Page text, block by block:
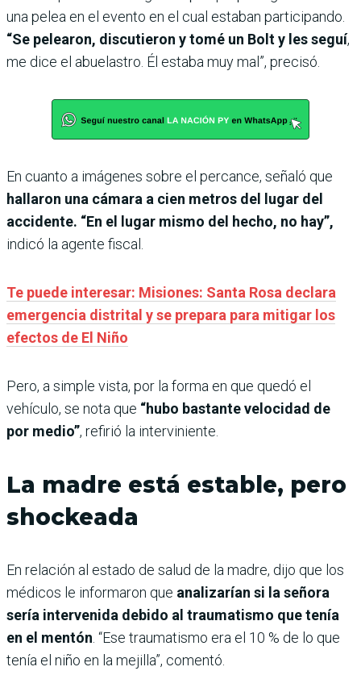
una pelea en el evento en el cual estaban participando.
“Se pelearon, discutieron y tomé un Bolt y les seguí,
me dice el abuelastro. Él estaba muy mal”, precisó.
En cuanto a imágenes sobre el percance, señaló que
hallaron una cámara a cien metros del lugar del
accidente. “En el lugar mismo del hecho, no hay”,
indicó la agente fiscal.
Te puede interesar: Misiones: Santa Rosa declara
emergencia distrital y se prepara para mitigar los
efectos de El Niño
Pero, a simple vista, por la forma en que quedó el
vehículo, se nota que “hubo bastante velocidad de
por medio”, refirió la interviniente.
La madre está estable, pero
shockeada
En relación al estado de salud de la madre, dijo que los
médicos le informaron que analizarían si la señora
sería intervenida debido al traumatismo que tenía
en el mentón . “Ese traumatismo era el 10 % de lo que
tenía el niño en la mejilla”, comentó.